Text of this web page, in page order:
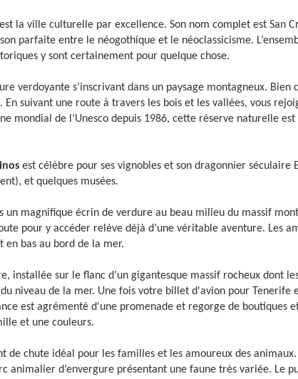
est la ville culturelle par excellence. Son nom complet est San
parfaite entre le néogothique et le néoclassicisme.
y sont certainement pour quelque chose.
verdoyante s’inscrivant dans un paysage montagneux. Bien
En suivant une route à travers les bois et les vallées, vous
mondial de l’Unesco depuis 1986, cette réserve naturelle
est célèbre pour ses vignobles et son dragonnier
et quelques musées.
magnifique écrin de verdure au beau milieu du massif
pour y accéder relève déjà d’une véritable aventure. Les
en bas au bord de la mer.
installée sur le flanc d’un gigantesque massif rocheux dont
niveau de la mer. Une fois votre billet d'avion pour Tenerife
est agrémenté d'une promenade et regorge de boutiques
et une couleurs.
de chute idéal pour les familles et les amoureux des
animalier d’envergure présentant une faune très variée. Le